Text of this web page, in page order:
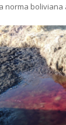
norma boliviana